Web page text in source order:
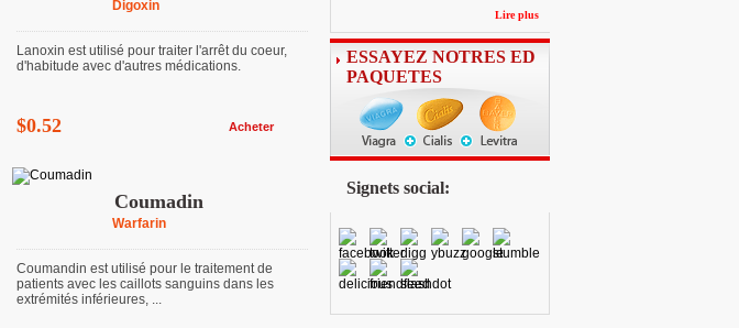
Digoxin
Lanoxin est utilisé pour traiter l'arrêt du coeur,
d'habitude avec d'autres médications.
$0.52 Acheter
Coumadin
Warfarin
Coumandin est utilisé pour le traitement de
patients avec les caillots sanguins dans les
extrémités inférieures, ...
Lire plus
ESSAYEZ NOTRES ED
PAQUETES
Signets social: